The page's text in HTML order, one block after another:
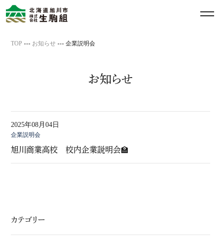
る
TOP お知らせ 企業説明会
お知らせ
2025年08月04日
企業説明会
旭川商業高校 校内企業説明会🏫
カテゴリー